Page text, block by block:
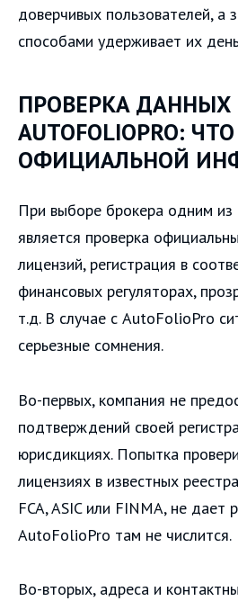
доверчивых пользователей, а
способами удерживает их
ПРОВЕРКА ДАННЫХ
AUTOFOLIOPRO:
ОФИЦИАЛЬНОЙ
При выборе брокера одним
является проверка
лицензий, регистрация в
финансовых регуляторах,
т.д. В случае с AutoFolioPro
серьезные сомнения.
Во-первых, компания не
подтверждений своей
юрисдикциях. Попытка
лицензиях в известных
FCA, ASIC или FINMA, не дает
AutoFolioPro там не числится.
Во-вторых, адреса и